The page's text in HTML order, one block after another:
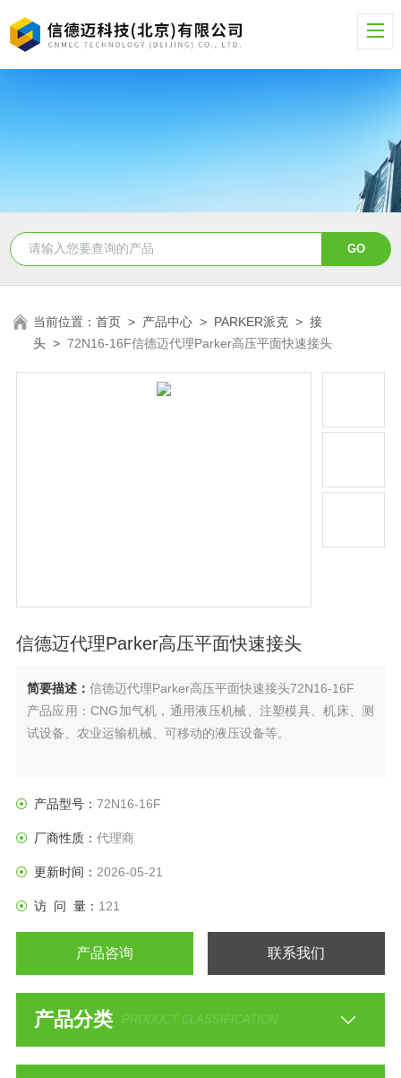
当前位置：首页 > 产品中心 > PARKER派克 >接
头 >72N16-16F信德迈代理Parker高压平面快速接头
信德迈代理Parker高压平面快速接头
简要描述： 信德迈代理Parker高压平面快速接头72N16-16F
产品应用：CNG加气机，通用液压机械、注塑模具、机床、测
试设备、农业运输机械、可移动的液压设备等。
产品型号： 72N16-16F
厂商性质： 代理商
更新时间： 2026-05-21
访 问 量： 121
产品咨询 联系我们
产品分类 PRODUCT CLASSIFICATION